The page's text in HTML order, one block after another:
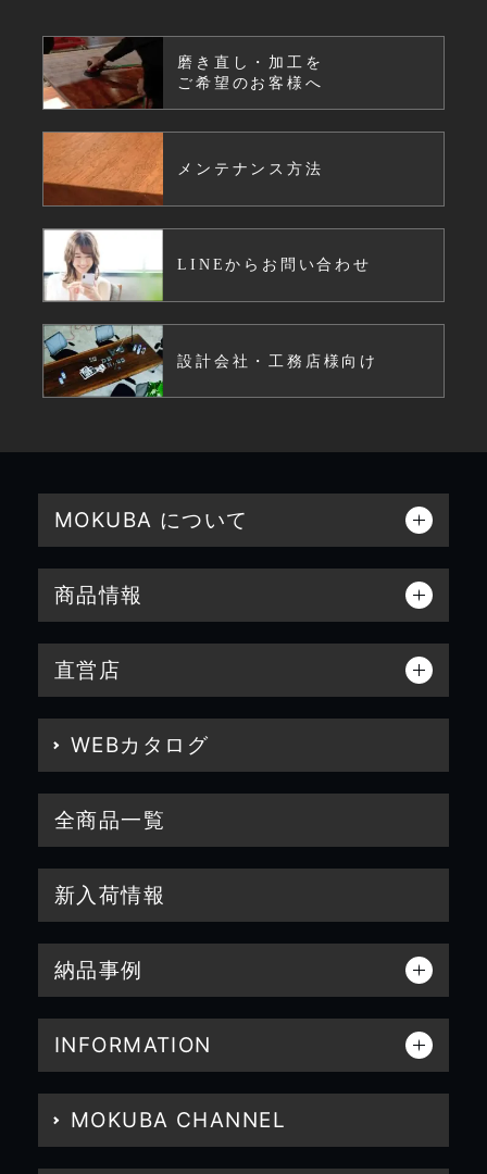
磨き直し・加工を
ご希望のお客様へ
メンテナンス方法
LINEからお問い合わせ
設計会社・工務店様向け
MOKUBA について
商品情報
直営店
WEBカタログ
全商品一覧
新入荷情報
納品事例
INFORMATION
MOKUBA CHANNEL